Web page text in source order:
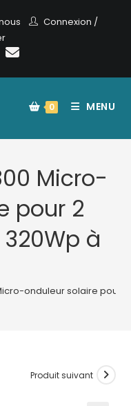
Connexion /
0 MENU
Micro-
pour 2
à
onduleur solaire pour
Produit suivant